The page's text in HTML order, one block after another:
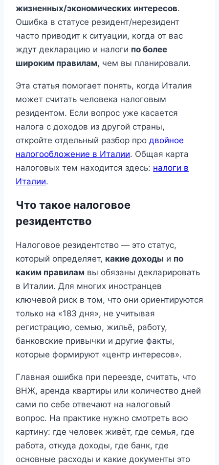
жизненных/экономических интересов.
Ошибка в статусе резидент/нерезидент
часто приводит к ситуации, когда от вас
ждут декларацию и налоги по более
широким правилам, чем вы планировали.
Эта статья помогает понять, когда Италия
может считать человека налоговым
резидентом. Если вопрос уже касается
налога с доходов из другой страны,
откройте отдельный разбор про двойное
налогообложение в Италии. Общая карта
налоговых тем находится здесь: налоги в
Италии.
Что такое налоговое
резидентство
Налоговое резидентство — это статус,
который определяет, какие доходы и по
каким правилам вы обязаны декларировать
в Италии. Для многих иностранцев
ключевой риск в том, что они ориентируются
только на «183 дня», не учитывая
регистрацию, семью, жильё, работу,
банковские привычки и другие факты,
которые формируют «центр интересов».
Главная ошибка при переезде, считать, что
ВНЖ, аренда квартиры или количество дней
сами по себе отвечают на налоговый
вопрос. На практике нужно смотреть всю
картину: где человек живёт, где семья, где
работа, откуда доходы, где банк, где
основные расходы и какие документы это